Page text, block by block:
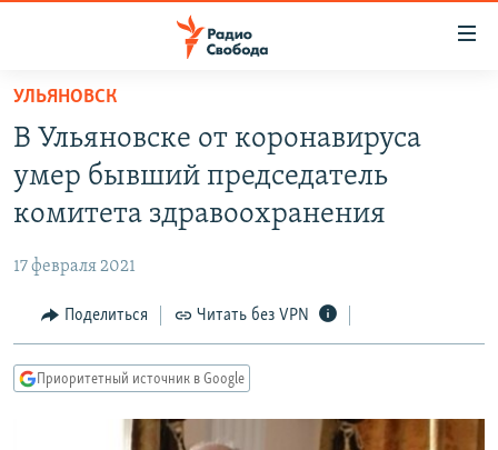
упрощенного
доступа
Вернуться
основному
Вернутся
Вернутся
ПОДКАСТЫ
АВТОРСКИЕ ПРОЕКТЫ
МНЕНИЯ
КУЛЬТУРА
КАВКАЗ.РЕАЛИИ
СЕВЕР.РЕАЛИИ
УЛЬЯНОВСК
В Ульяновске от коронавируса
умер бывший председатель
комитета здравоохранения
17 февраля 2021
Поделиться Читать без VPN
Приоритетный источник в Google